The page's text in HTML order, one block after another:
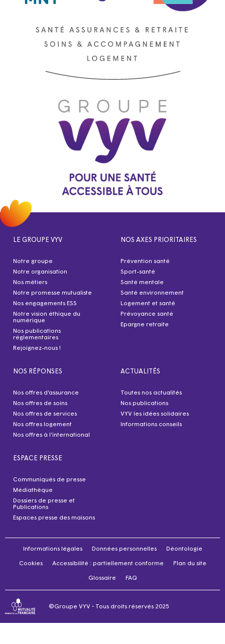
LE GROUPE VYV
Notre groupe
Notre organisation
Nos métiers
Notre promesse mutualiste
Nos engagements ESS
Notre vision éthique du
numérique
Nos publications
réglementaires
Rejoignez-nous !
NOS AXES PRIORITAIRES
Prévention santé
Sport-santé
Santé mentale
Santé environnement
Logement et santé
Prévoyance santé
Epargne retraite
NOS RÉPONSES
Nos offres d’assurance
Nos offres de soins
Nos offres de services
Nos offres logement
Nos offres à l’international
ACTUALITÉS
Toutes nos actualités
Nos publications
VYV les idées solidaires
Informations conseils
ESPACE PRESSE
Communiqués de presse
Médiathèque
Dossiers de presse et
Publications
Espaces presse des maisons
Informations légales Données personnelles Déontologie
Cookies Accessibilité : partiellement conforme Plan du site
Glossaire FAQ
©Groupe VYV • Tous droits réservés 2025